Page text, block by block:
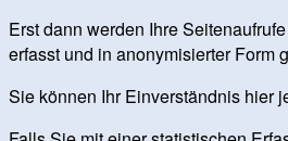
Erst dann werden Ihre
erfasst und in anonymisierter Form
Sie können Ihr Einverständnis hier